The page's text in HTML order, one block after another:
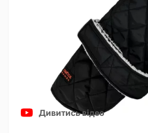
Дивитись відео